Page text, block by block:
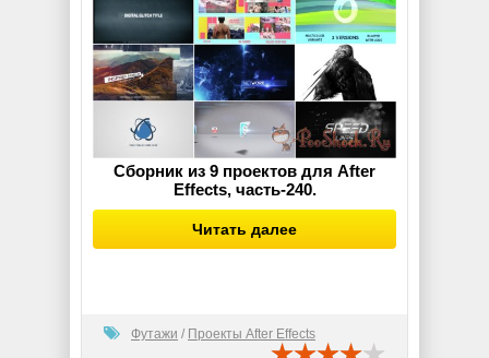
Сборник из 9 проектов для After
Effects, часть-240.
Читать далее
Футажи / Проекты After Effects